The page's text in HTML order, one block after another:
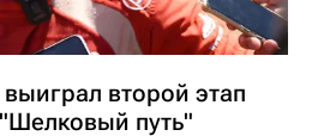
второй этап
путь"